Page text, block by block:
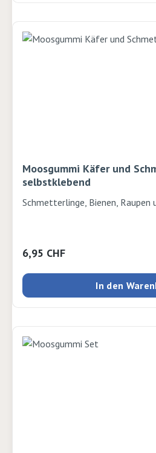
Moosgummi Käfer und
selbstklebend
Schmetterlinge, Bienen,
Regulärer Preis:
6,95 CHF
In den